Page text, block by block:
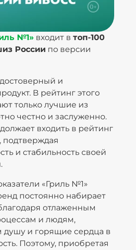
№1»входит в топ-100
Россиипо версии
и
В рейтинг этого
только лучшие из
честно и заслуженно.
входить в рейтинг
подтверждая
и стабильность своей
«Гриль №1»
постоянно набирает
отлаженным
и людям,
и горящие сердца в
Поэтому, приобретая